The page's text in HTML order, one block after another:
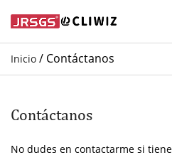
Inicio / Contáctanos
Contáctanos
No dudes en contactarme si